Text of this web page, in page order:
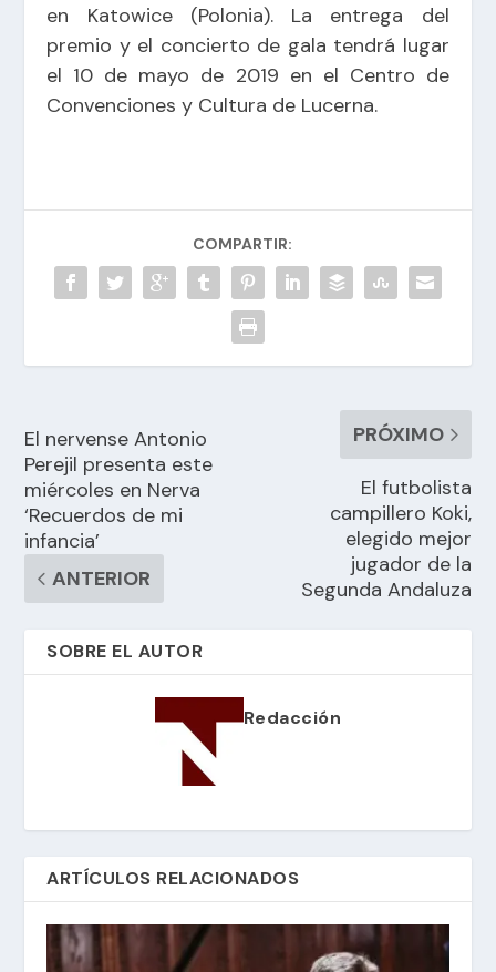
en Katowice (Polonia). La entrega del
premio y el concierto de gala tendrá lugar
el 10 de mayo de 2019 en el Centro de
Convenciones y Cultura de Lucerna.
COMPARTIR:
El nervense Antonio
Perejil presenta este
miércoles en Nerva
‘Recuerdos de mi
infancia’
ANTERIOR
PRÓXIMO
El futbolista
campillero Koki,
elegido mejor
jugador de la
Segunda Andaluza
SOBRE EL AUTOR
Redacción
ARTÍCULOS RELACIONADOS